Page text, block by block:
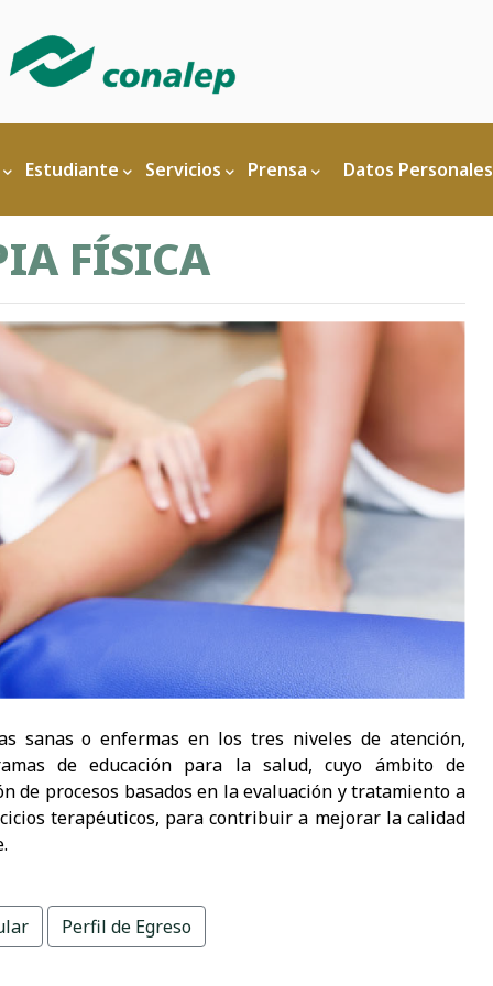
Estudiante Servicios Prensa Datos Personales
FÍSICA
sanas o enfermas en los tres niveles de atención,
de educación para la salud, cuyo ámbito de
de procesos basados en la evaluación y tratamiento a
terapéuticos, para contribuir a mejorar la calidad
Perfil de Egreso